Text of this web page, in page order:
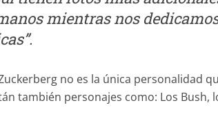
mientras nos
no es la única personalidad
también personajes como: Los Bush,